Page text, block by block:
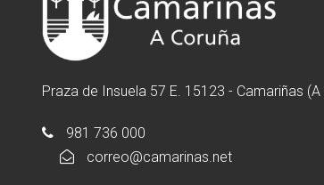
Praza de Insuela 57 E. 15123 - Camariñas (A
981 736 000
correo@camarinas.net